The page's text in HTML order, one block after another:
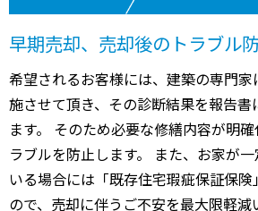
早期売却、売却後のトラブル
希望されるお客様には、建築の専門
施させて頂き、その診断結果を報告書
ます。 そのため必要な修繕内容が明
ラブルを防止します。 また、お家が
いる場合には「既存住宅瑕疵保証保
ので、売却に伴うご不安を最大限軽減